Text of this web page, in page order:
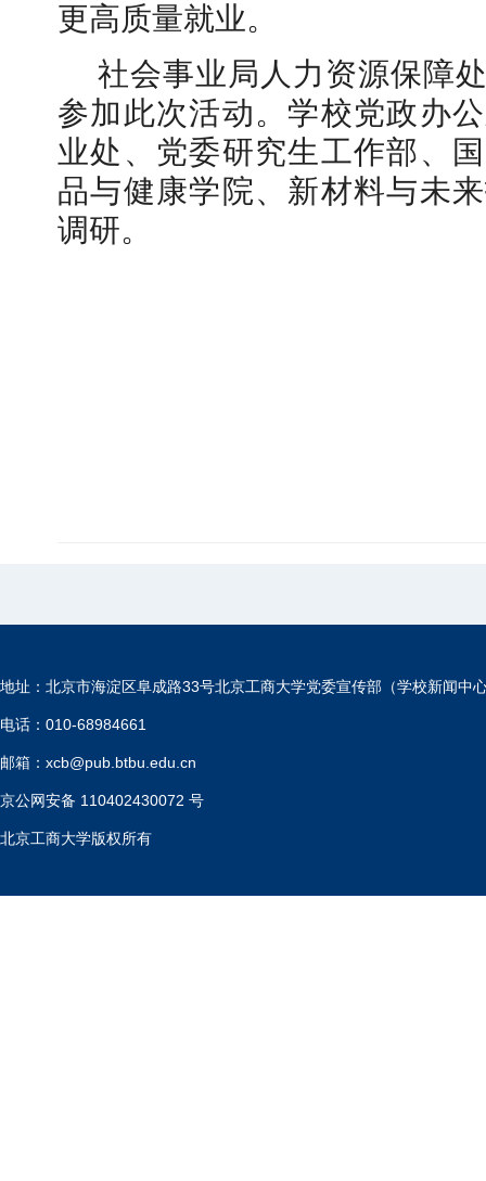
更高质量就业。
社会事业局人力资源保障
参加此次活动。学校党政办
业处、党委研究生工作部、
品与健康学院、新材料与未
调研。
地址：北京市海淀区阜成路33号北京工商大学党委宣传部（学校新闻中
电话：010-68984661
邮箱：xcb@pub.btbu.edu.cn
京公网安备 110402430072 号
北京工商大学版权所有